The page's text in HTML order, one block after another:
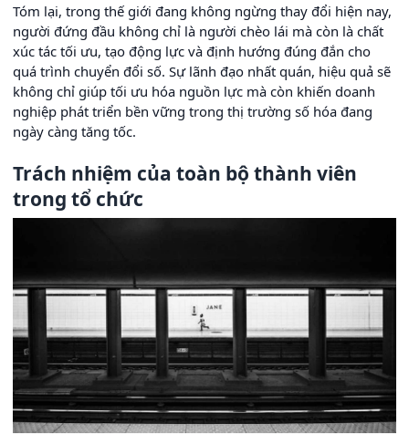
Tóm lại, trong thế giới đang không ngừng thay đổi hiện nay,
người đứng đầu không chỉ là người chèo lái mà còn là chất
xúc tác tối ưu, tạo động lực và định hướng đúng đắn cho
quá trình chuyển đổi số. Sự lãnh đạo nhất quán, hiệu quả sẽ
không chỉ giúp tối ưu hóa nguồn lực mà còn khiến doanh
nghiệp phát triển bền vững trong thị trường số hóa đang
ngày càng tăng tốc.
Trách nhiệm của toàn bộ thành viên
trong tổ chức